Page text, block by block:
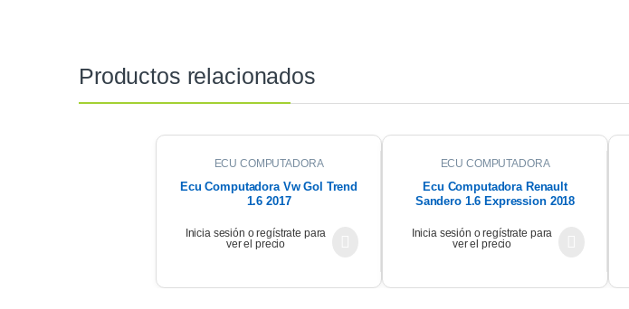
Productos relacionados
ECU COMPUTADORA
Ecu Computadora Vw Gol Trend
1.6 2017
Inicia sesión o regístrate para
ver el precio
ECU COMPUTADORA
Ecu Computadora Renault
Sandero 1.6 Expression 2018
Inicia sesión o regístrate para
ver el precio